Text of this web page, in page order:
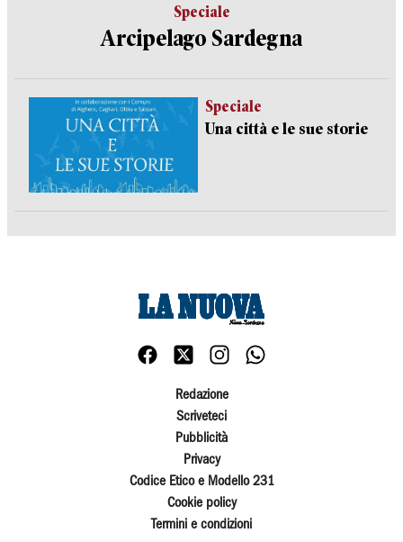
Speciale
Arcipelago Sardegna
Speciale
Una città e le sue storie
Redazione
Scriveteci
Pubblicità
Privacy
Codice Etico e Modello 231
Cookie policy
Termini e condizioni